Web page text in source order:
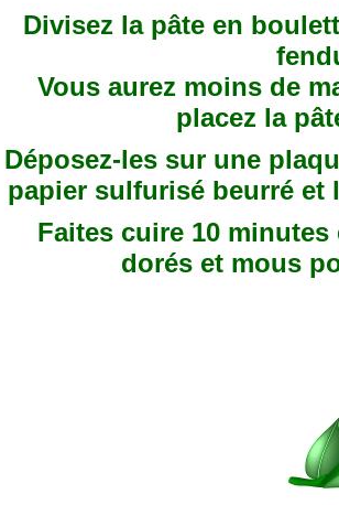
Divisez la pâte en
Vous aurez moins de
placez la
Déposez-les sur une
papier sulfurisé beurré et
Faites cuire 10
dorés et mous